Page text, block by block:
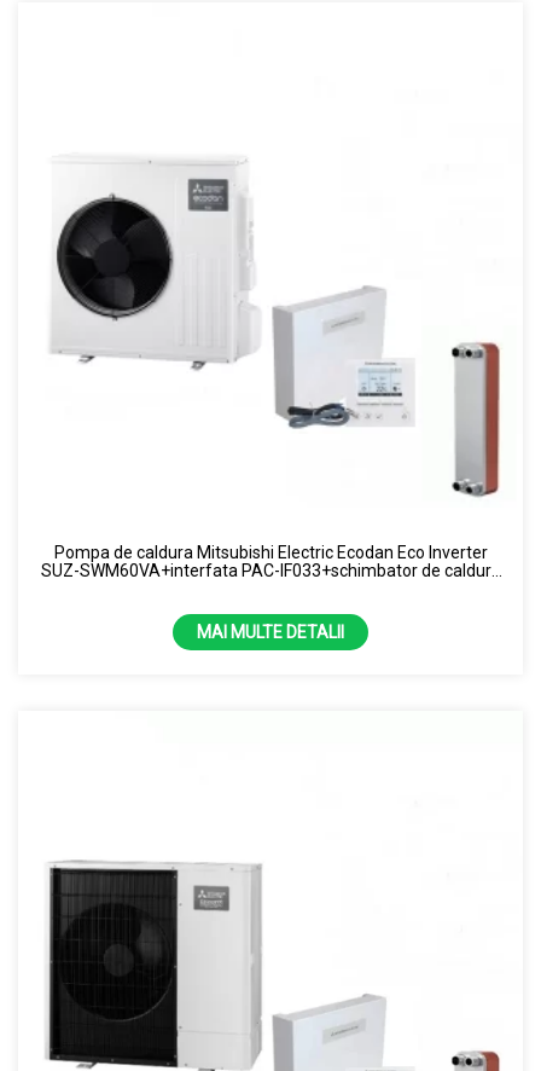
Pompa de caldura Mitsubishi Electric Ecodan Eco Inverter
SUZ-SWM60VA+interfata PAC-IF033+schimbator de caldura
MAI MULTE DETALII